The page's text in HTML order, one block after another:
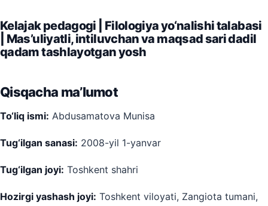
Kelajak pedagogi | Filologiya yo‘nalishi talabasi
| Mas’uliyatli, intiluvchan va maqsad sari dadil
qadam tashlayotgan yosh
Qisqacha ma’lumot
To‘liq ismi: Abdusamatova Munisa
Tug‘ilgan sanasi: 2008-yil 1-yanvar
Tug‘ilgan joyi: Toshkent shahri
Hozirgi yashash joyi: Toshkent viloyati, Zangiota tumani,